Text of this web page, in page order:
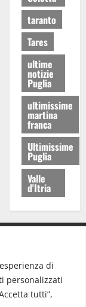
di
personalizzati
tutti”,
taranto
Tares
ultime
notizie
Puglia
ultimissime
martina
franca
Ultimissime
Puglia
Valle
d'Itria